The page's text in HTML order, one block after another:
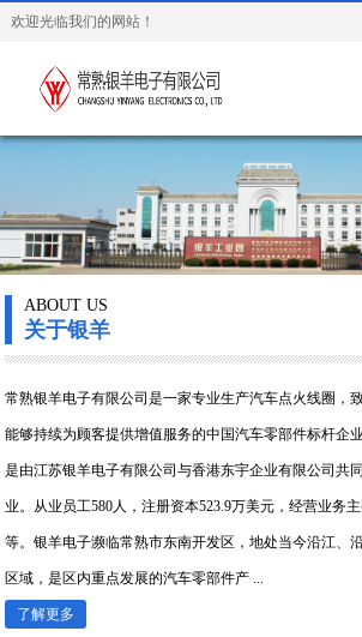
欢迎光临我们的网站！
ABOUT US
关于银羊
常熟银羊电子有限公司是一家专业生产汽车点火线圈，
能够持续为顾客提供增值服务的中国汽车零部件标杆企
是由江苏银羊电子有限公司与香港东宇企业有限公司共
业。从业员工580人，注册资本523.9万美元，经营业务
等。银羊电子濒临常熟市东南开发区，地处当今沿江、
区域，是区内重点发展的汽车零部件产 ...
了解更多